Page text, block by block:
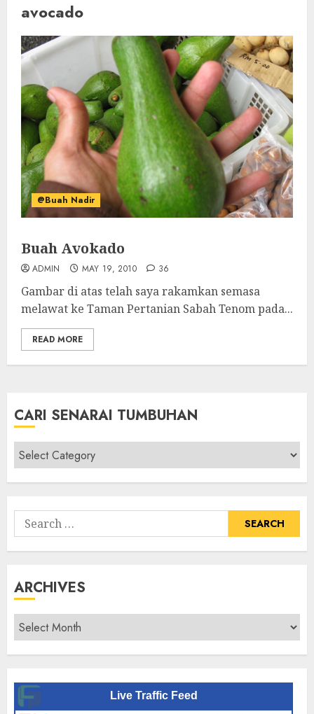
avocado
@Buah Nadir
Buah Avokado
ADMIN MAY 19, 2010 36
Gambar di atas telah saya rakamkan semasa
melawat ke Taman Pertanian Sabah Tenom pada...
READ MORE
CARI SENARAI TUMBUHAN
Cari
Senarai
Tumbuhan
Search
for:
ARCHIVES
Archives
Live Traffic Feed